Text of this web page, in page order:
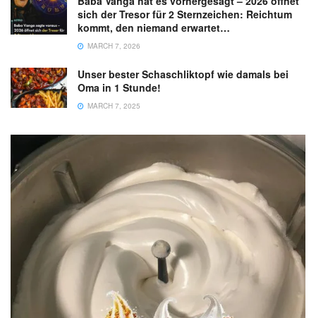
sich der Tresor für 2 Sternzeichen: Reichtum
kommt, den niemand erwartet…
MARCH 7, 2026
Unser bester Schaschliktopf wie damals bei
Oma in 1 Stunde!
MARCH 7, 2025